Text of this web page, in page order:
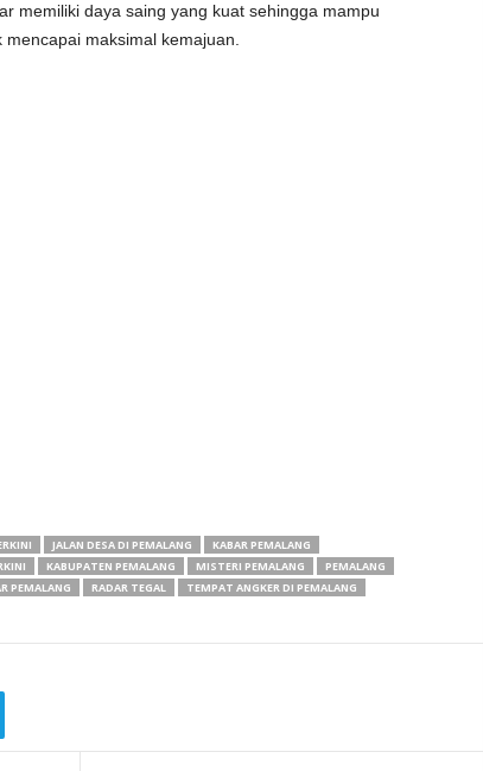
memiliki daya saing yang kuat sehingga mampu
maksimal kemajuan.
JALAN DESA DI PEMALANG
KABAR PEMALANG
KABUPATEN PEMALANG MISTERI PEMALANG
PEMALANG
PEMALANG RADAR TEGAL
TEMPAT ANGKER DI PEMALANG